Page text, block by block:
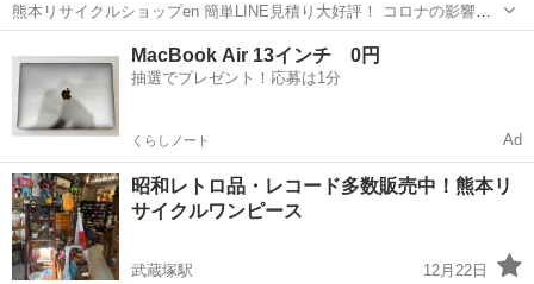
熊本リサイクルショップen 簡単LINE見積り大好評！ コロナの影響で
極力合わずにお見積り出来ます！ まずは直通番号を電話帳に登録して
くだい！ 080-9431-9821 LINEから写真を添付して送るだけ！ #熊本 #
熊本...
リサイクルショップ
MacBook Air 13インチ 0円
抽選でプレゼント！応募は1分
くらしノート Ad
昭和レトロ品・レコード多数販売中！熊本リ
サイクルワンピース
武蔵塚駅
12月22日